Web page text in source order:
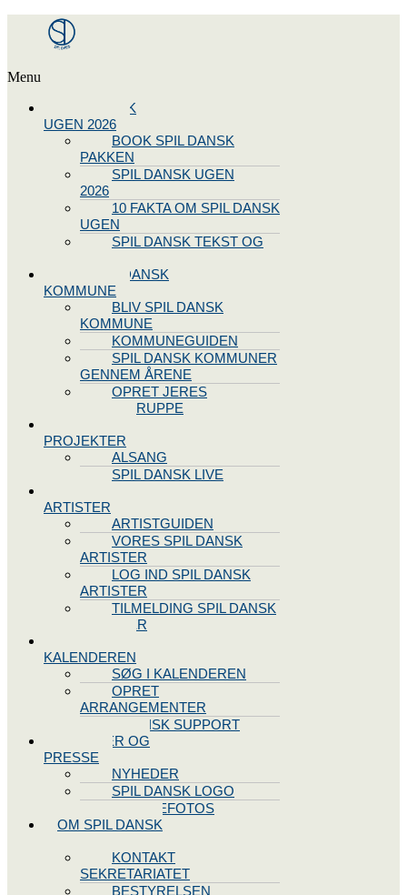
Menu
SPIL DANSK
UGEN 2026
BOOK SPIL DANSK
PAKKEN
SPIL DANSK UGEN
2026
10 FAKTA OM SPIL DANSK
UGEN
SPIL DANSK TEKST OG
BLIV SPIL DANSK
KOMMUNE
BLIV SPIL DANSK
KOMMUNE
KOMMUNEGUIDEN
SPIL DANSK KOMMUNER
GENNEM ÅRENE
OPRET JERES
STYREGRUPPE
PROJEKTER
ALSANG
SPIL DANSK LIVE
ARTISTER
ARTISTGUIDEN
VORES SPIL DANSK
ARTISTER
LOG IND SPIL DANSK
ARTISTER
TILMELDING SPIL DANSK
ARTISTER
KALENDEREN
SØG I KALENDEREN
OPRET
ARRANGEMENTER
TEKNISK SUPPORT
NYHEDER OG
PRESSE
NYHEDER
SPIL DANSK LOGO
PRESSEFOTOS
OM SPIL DANSK
KONTAKT
SEKRETARIATET
BESTYRELSEN